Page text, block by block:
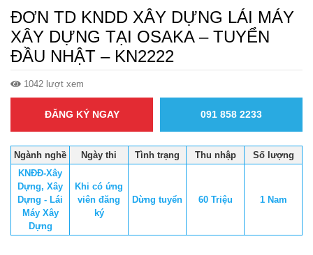
ĐƠN TD KNDD XÂY DỰNG LÁI MÁY
XÂY DỰNG TẠI OSAKA – TUYỂN
ĐẦU NHẬT – KN2222
1042 lượt xem
ĐĂNG KÝ NGAY 091 858 2233
Ngành nghề Ngày thi Tình trạng Thu nhập
Số lượng
KNĐĐ-Xây
Dựng, Xây
Dựng - Lái
Máy Xây
Dựng
Khi có ứng
viên đăng
ký
Dừng tuyển 60 Triệu 1 Nam